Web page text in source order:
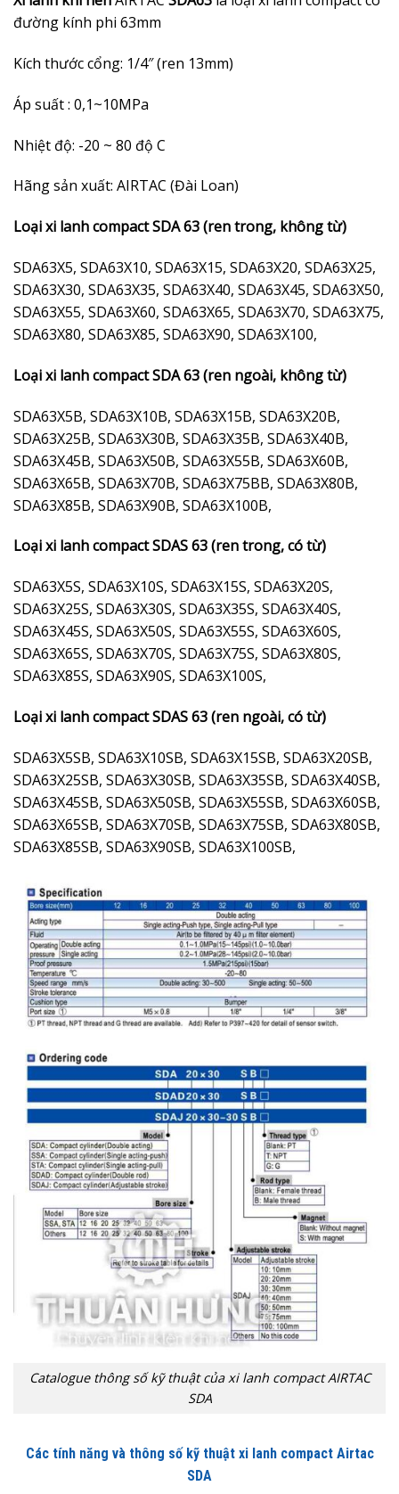
đường kính phi 63mm
Kích thước cổng: 1/4″ (ren 13mm)
Áp suất : 0,1~10MPa
Nhiệt độ: -20 ~ 80 độ C
Hãng sản xuất: AIRTAC (Đài Loan)
Loại xi lanh compact SDA 63 (ren trong, không từ)
SDA63X5, SDA63X10, SDA63X15, SDA63X20, SDA63X25,
SDA63X30, SDA63X35, SDA63X40, SDA63X45, SDA63X50,
SDA63X55, SDA63X60, SDA63X65, SDA63X70, SDA63X75,
SDA63X80, SDA63X85, SDA63X90, SDA63X100,
Loại xi lanh compact SDA 63 (ren ngoài, không từ)
SDA63X5B, SDA63X10B, SDA63X15B, SDA63X20B,
SDA63X25B, SDA63X30B, SDA63X35B, SDA63X40B,
SDA63X45B, SDA63X50B, SDA63X55B, SDA63X60B,
SDA63X65B, SDA63X70B, SDA63X75BB, SDA63X80B,
SDA63X85B, SDA63X90B, SDA63X100B,
Loại xi lanh compact SDAS 63 (ren trong, có từ)
SDA63X5S, SDA63X10S, SDA63X15S, SDA63X20S,
SDA63X25S, SDA63X30S, SDA63X35S, SDA63X40S,
SDA63X45S, SDA63X50S, SDA63X55S, SDA63X60S,
SDA63X65S, SDA63X70S, SDA63X75S, SDA63X80S,
SDA63X85S, SDA63X90S, SDA63X100S,
Loại xi lanh compact SDAS 63 (ren ngoài, có từ)
SDA63X5SB, SDA63X10SB, SDA63X15SB, SDA63X20SB,
SDA63X25SB, SDA63X30SB, SDA63X35SB, SDA63X40SB,
SDA63X45SB, SDA63X50SB, SDA63X55SB, SDA63X60SB,
SDA63X65SB, SDA63X70SB, SDA63X75SB, SDA63X80SB,
SDA63X85SB, SDA63X90SB, SDA63X100SB,
Catalogue thông số kỹ thuật của xi lanh compact AIRTAC
SDA
Các tính năng và thông số kỹ thuật xi lanh compact Airtac
SDA